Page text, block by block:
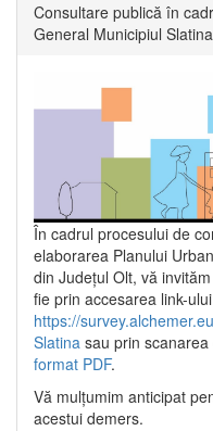
Consultare publică în
General Municipiul
În cadrul procesului de
elaborarea Planului
din Județul Olt, vă
fie prin accesarea link-ului
https://
Slatina sau prin
format PDF.
Vă mulţumim anticipat
acestui demers.